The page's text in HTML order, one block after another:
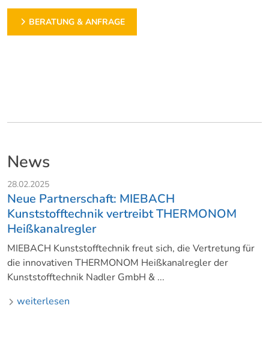
BERATUNG & ANFRAGE
News
28.02.2025
Neue Partnerschaft: MIEBACH
Kunststofftechnik vertreibt THERMONOM
Heißkanalregler
MIEBACH Kunststofftechnik freut sich, die Vertretung für
die innovativen THERMONOM Heißkanalregler der
Kunststofftechnik Nadler GmbH & ...
weiterlesen